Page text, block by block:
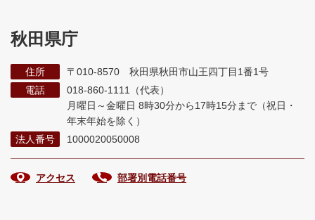
秋田県庁
住所
〒010-8570 秋田県秋田市山王四丁目1番1号
電話
018-860-1111（代表）
月曜日～金曜日 8時30分から17時15分まで （祝日・
年末年始を除く）
法人番号
1000020050008
アクセス 部署別電話番号